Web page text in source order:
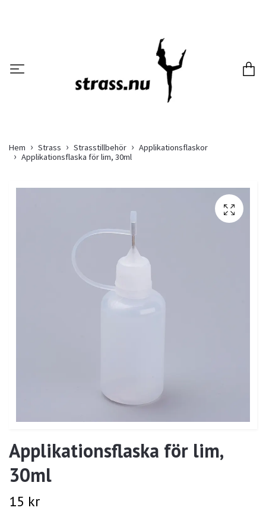
Hem Strass Strasstillbehör
Applikationsflaskor
Applikationsflaska för lim, 30ml
Applikationsflaska för lim,
30ml
15 kr